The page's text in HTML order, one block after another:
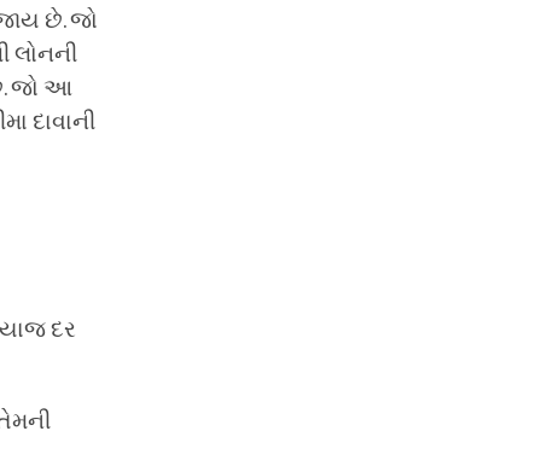
છે. જો
લોનની
જો આ
દાવાની
દર